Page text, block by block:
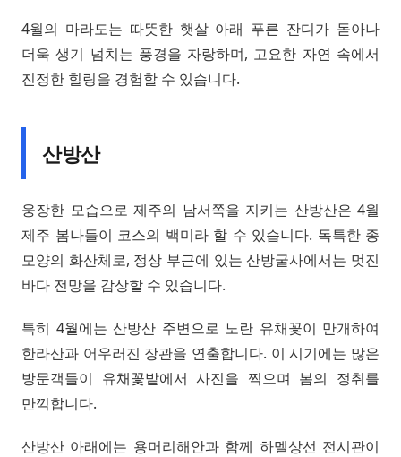
4월의 마라도는 따뜻한 햇살 아래 푸른 잔디가 돋아나
더욱 생기 넘치는 풍경을 자랑하며, 고요한 자연 속에서
진정한 힐링을 경험할 수 있습니다.
산방산
웅장한 모습으로 제주의 남서쪽을 지키는 산방산은 4월
제주 봄나들이 코스의 백미라 할 수 있습니다. 독특한 종
모양의 화산체로, 정상 부근에 있는 산방굴사에서는 멋진
바다 전망을 감상할 수 있습니다.
특히 4월에는 산방산 주변으로 노란 유채꽃이 만개하여
한라산과 어우러진 장관을 연출합니다. 이 시기에는 많은
방문객들이 유채꽃밭에서 사진을 찍으며 봄의 정취를
만끽합니다.
산방산 아래에는 용머리해안과 함께 하멜상선 전시관이